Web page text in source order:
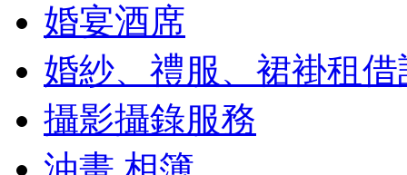
婚宴酒席
婚紗、禮服、裙褂租借
攝影攝錄服務